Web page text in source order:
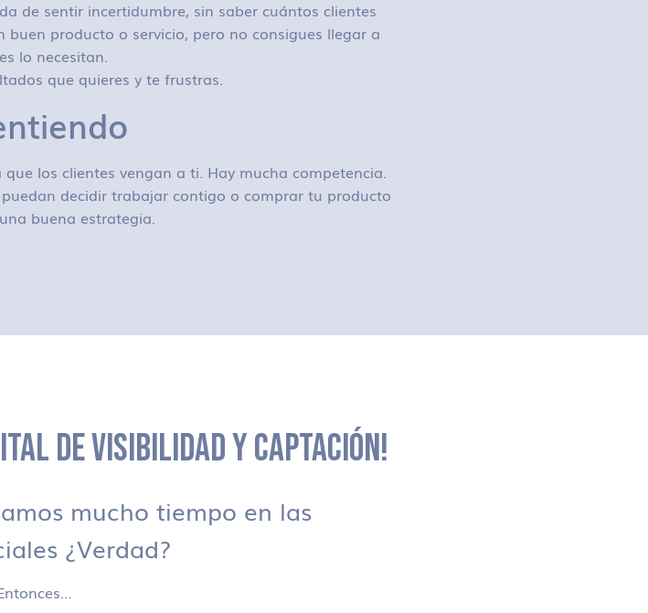
de sentir incertidumbre, sin saber cuántos clientes
producto o servicio, pero no consigues llegar a
lo necesitan.
que quieres y te frustras.
los clientes vengan a ti. Hay mucha competencia.
decidir trabajar contigo o comprar tu producto
buena estrategia.
DE VISIBILIDAD Y CAPTACIÓN!
mucho tiempo en las
¿Verdad?